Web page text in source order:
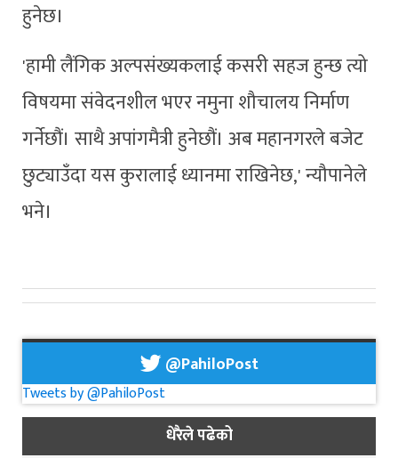
हुनेछ।
'हामी लैंगिक अल्पसंख्यकलाई कसरी सहज हुन्छ त्यो
विषयमा संवेदनशील भएर नमुना शौचालय निर्माण
गर्नेछौं। साथै अपांगमैत्री हुनेछौं। अब महानगरले बजेट
छुट्याउँदा यस कुरालाई ध्यानमा राखिनेछ,' न्यौपानेले
भने।
@PahiloPost
Tweets by @PahiloPost
धेरैले पढेको